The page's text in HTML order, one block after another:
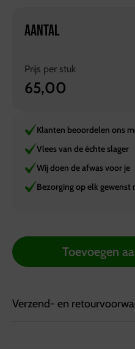
AANTAL
Prijs per stuk
65,00
Klanten beoordelen ons
Vlees van de échte slager
Wij doen de afwas voor je
Bezorging op elk gewenst
Toevoegen
Verzend- en